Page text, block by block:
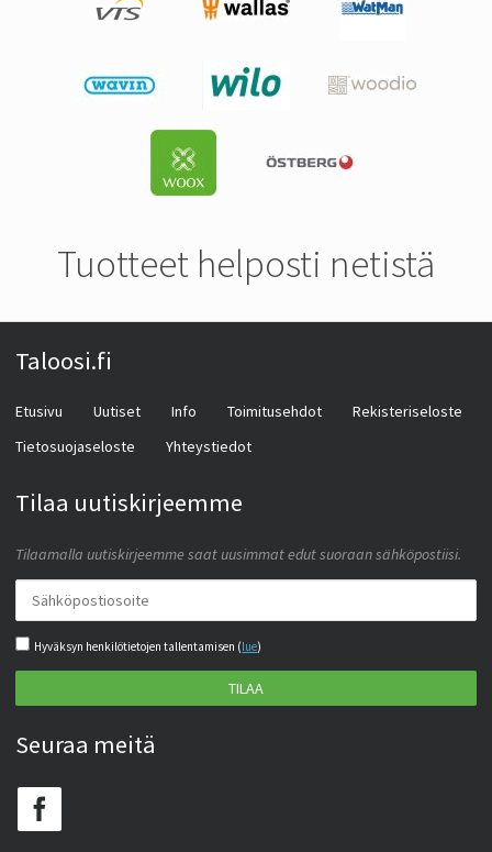
Tuotteet helposti netistä
Taloosi.fi
Etusivu Uutiset Info Toimitusehdot
Rekisteriseloste
Tietosuojaseloste
Yhteystiedot
Tilaa uutiskirjeemme
Tilaamalla uutiskirjeemme saat uusimmat edut suoraan sähköpostiisi.
Hyväksyn henkilötietojen tallentamisen (lue)
TILAA
Seuraa meitä